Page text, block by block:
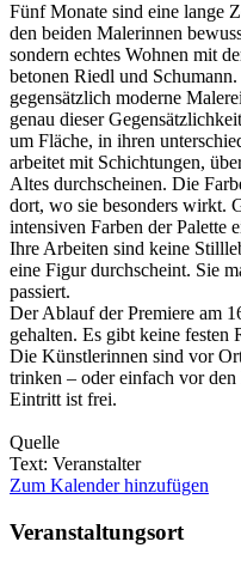
Fünf Monate sind eine lange
den beiden Malerinnen
sondern echtes Wohnen mit
betonen Riedl und
gegensätzlich moderne
genau dieser
um Fläche, in ihren
arbeitet mit Schichtungen,
Altes durchscheinen. Die
dort, wo sie besonders wirkt.
intensiven Farben der Palette
Ihre Arbeiten sind keine
eine Figur durchscheint. Sie
passiert.
Der Ablauf der Premiere am
gehalten. Es gibt keine festen
Die Künstlerinnen sind vor
trinken – oder einfach vor
Eintritt ist frei.
Quelle
Text: Veranstalter
Zum Kalender hinzufügen
Veranstaltungsort